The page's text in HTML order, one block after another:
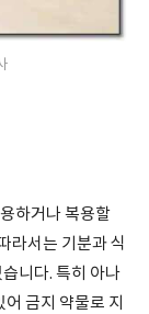
하거나 복용할
라서는 기분과 식
니다. 특히 아나
금지 약물로 지